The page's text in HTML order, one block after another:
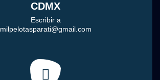
CDMX
Escribir a
milpelotasparati@gmail.com